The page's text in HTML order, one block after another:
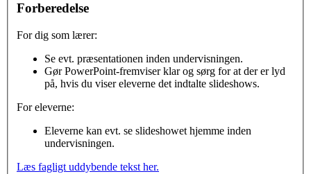
Forberedelse
For dig som lærer:
Se evt. præsentationen inden undervisningen.
Gør PowerPoint-fremviser klar og sørg for at der er lyd
på, hvis du viser eleverne det indtalte slideshows.
For eleverne:
Eleverne kan evt. se slideshowet hjemme inden
undervisningen.
Læs fagligt uddybende tekst her.